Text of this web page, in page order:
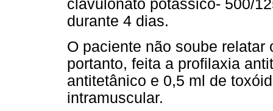
clavulonato potássico- 500/
durante 4 dias.
O paciente não soube
portanto, feita a profilaxia
antitetânico e 0,5 ml de
intramuscular.